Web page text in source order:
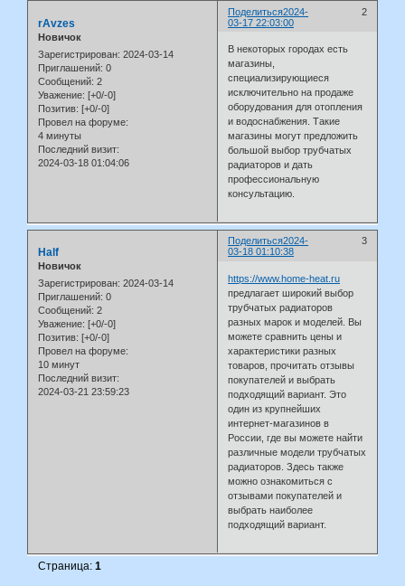
Поделиться 2
2024-
03-17 22:03:00
rAvzes
Новичок
Зарегистрирован: 2024-03-14
Приглашений: 0
Сообщений: 2
Уважение: [+0/-0]
Позитив: [+0/-0]
Провел на форуме:
4 минуты
Последний визит:
2024-03-18 01:04:06
В некоторых городах есть
магазины,
специализирующиеся
исключительно на продаже
оборудования для отопления
и водоснабжения. Такие
магазины могут предложить
большой выбор трубчатых
радиаторов и дать
профессиональную
консультацию.
Поделиться 3
2024-
03-18 01:10:38
Half
Новичок
Зарегистрирован: 2024-03-14
Приглашений: 0
Сообщений: 2
Уважение: [+0/-0]
Позитив: [+0/-0]
Провел на форуме:
10 минут
Последний визит:
2024-03-21 23:59:23
https://www.home-heat.ru
предлагает широкий выбор
трубчатых радиаторов
разных марок и моделей. Вы
можете сравнить цены и
характеристики разных
товаров, прочитать отзывы
покупателей и выбрать
подходящий вариант. Это
один из крупнейших
интернет-магазинов в
России, где вы можете найти
различные модели трубчатых
радиаторов. Здесь также
можно ознакомиться с
отзывами покупателей и
выбрать наиболее
подходящий вариант.
Страница:1